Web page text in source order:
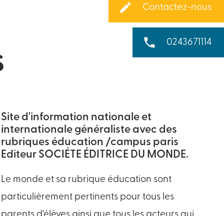
Site d'information nationale et
internationale généraliste avec des
rubriques éducation /campus paris
Editeur SOCIÉTE ÉDITRICE DU MONDE.
Le monde et sa rubrique éducation sont
particulièrement pertinents pour tous les
create Contactez-nous
phone 0243671114